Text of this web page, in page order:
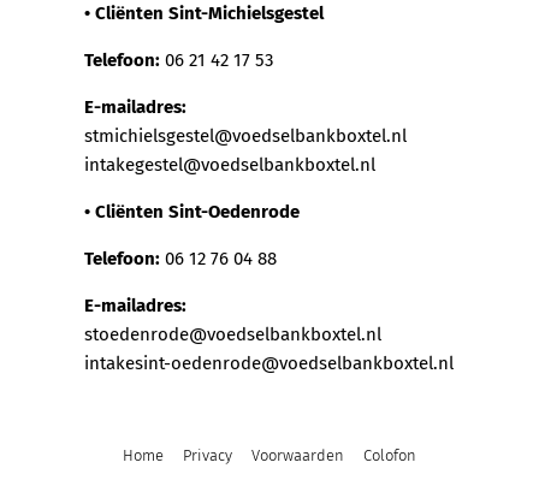
• Cliënten Sint-Michielsgestel
Telefoon: 06 21 42 17 53
E-mailadres:
stmichielsgestel@voedselbankboxtel.nl
intakegestel@voedselbankboxtel.nl
• Cliënten Sint-Oedenrode
Telefoon: 06 12 76 04 88
E-mailadres:
stoedenrode@voedselbankboxtel.nl
intakesint-oedenrode@voedselbankboxtel.nl
Home Privacy Voorwaarden Colofon